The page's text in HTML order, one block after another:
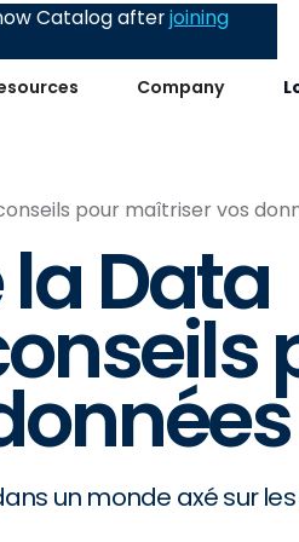
Company
Catalog afterjoining
pour maîtriser vos
Data
un monde axé sur